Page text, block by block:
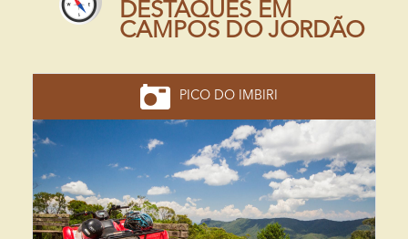
DESTAQUES EM
CAMPOS DO JORDÃO
PICO DO IMBIRI